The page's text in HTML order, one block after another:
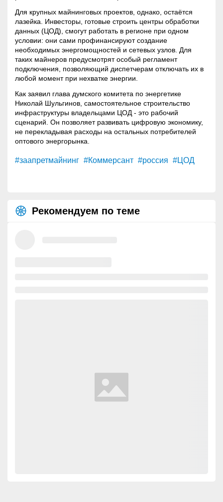
Для крупных майнинговых проектов, однако, остаётся
лазейка. Инвесторы, готовые строить центры обработки
данных (ЦОД), смогут работать в регионе при одном
условии: они сами профинансируют создание
необходимых энергомощностей и сетевых узлов. Для
таких майнеров предусмотрят особый регламент
подключения, позволяющий диспетчерам отключать их в
любой момент при нехватке энергии.
Как заявил глава думского комитета по энергетике
Николай Шульгинов, самостоятельное строительство
инфраструктуры владельцами ЦОД - это рабочий
сценарий. Он позволяет развивать цифровую экономику,
не перекладывая расходы на остальных потребителей
оптового энергорынка.
#заапретмайнинг #Коммерсант #россия #ЦОД
Рекомендуем по теме